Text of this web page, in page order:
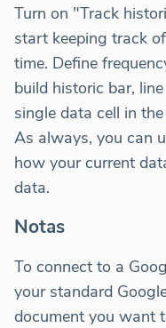
Turn on "Track
start keeping track
time. Define
build historic bar,
single data cell in
As always, you can
how your current
data.
Notas
To connect to a
your standard
document you want